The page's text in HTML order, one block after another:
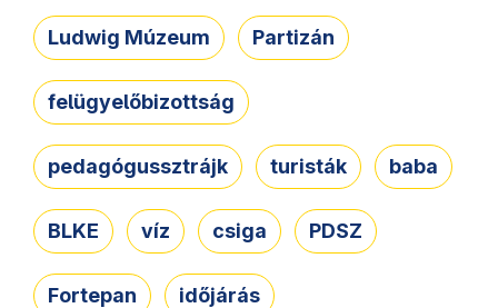
Ludwig Múzeum Partizán
felügyelőbizottság
pedagógussztrájk turisták baba
BLKE víz csiga PDSZ
Fortepan időjárás